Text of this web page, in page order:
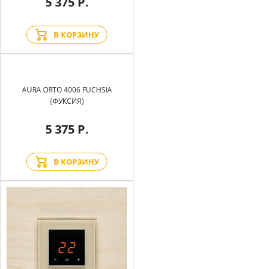
В КОРЗИНУ
AURA ORTO 4006 FUCHSIA
(ФУКСИЯ)
5 375 Р.
В КОРЗИНУ